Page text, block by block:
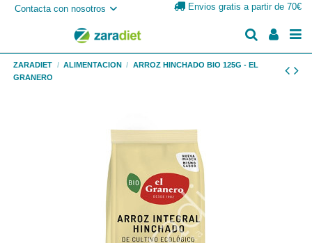
Contacta con nosotros Envios gratis a partir de 70€
ZARADIET ALIMENTACION
ARROZ HINCHADO BIO 125G - EL
GRANERO